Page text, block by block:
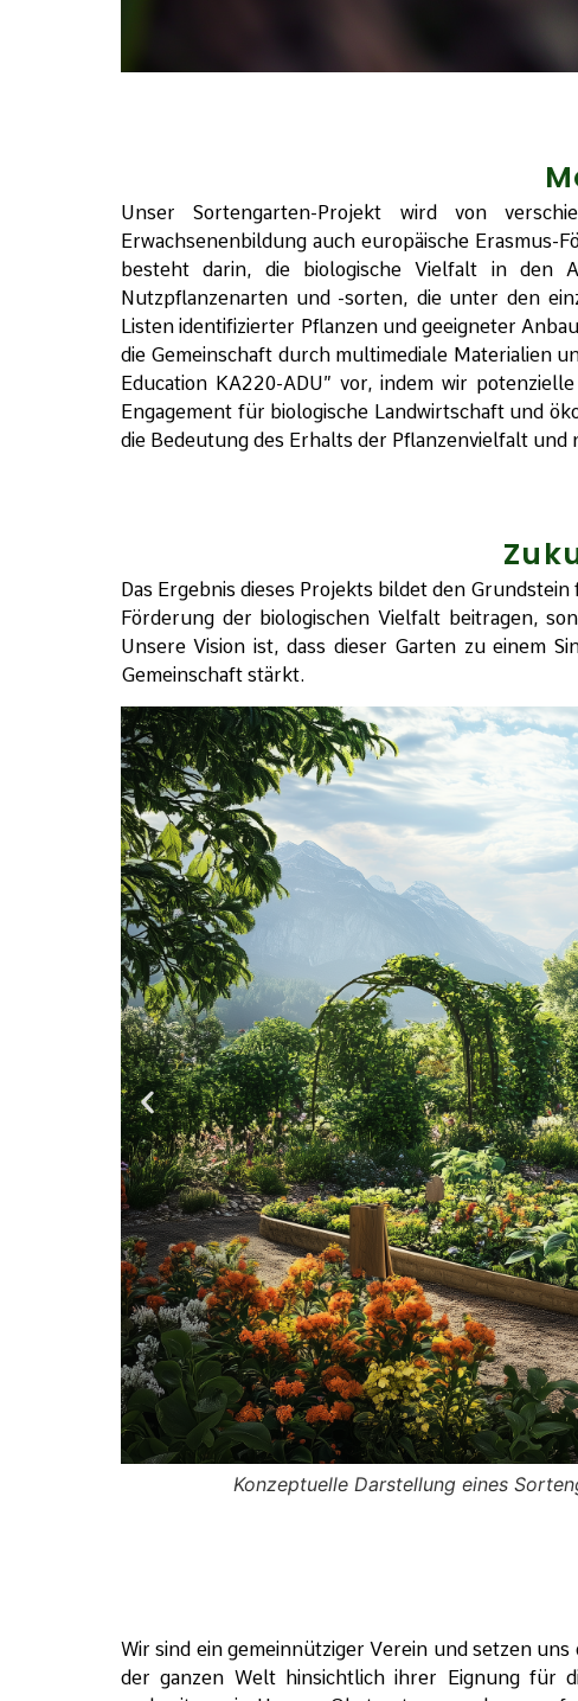
Unser Sortengarten-Projekt wird von
Erwachsenenbildung auch europäische
besteht darin, die biologische Vielfalt in den
Nutzpflanzenarten und -sorten, die unter den
Listen identifizierter Pflanzen und geeigneter
die Gemeinschaft durch multimediale Materialien
Education KA220-ADU” vor, indem wir
Engagement für biologische Landwirtschaft und
die Bedeutung des Erhalts der Pflanzenvielfalt und
Das Ergebnis dieses Projekts bildet den
Förderung der biologischen Vielfalt beitragen,
Unsere Vision ist, dass dieser Garten zu einem
Gemeinschaft stärkt.
Konzeptuelle Darstellung eines
Wir sind ein gemeinnütziger Verein und setzen
der ganzen Welt hinsichtlich ihrer Eignung für